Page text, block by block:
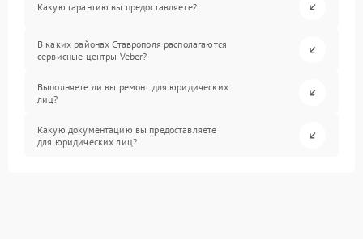
Какую гарантию вы предоставляете?
В каких районах Ставрополя располагаются
сервисные центры Veber?
Выполняете ли вы ремонт для юридических
лиц?
Какую документацию вы предоставляете
для юридических лиц?